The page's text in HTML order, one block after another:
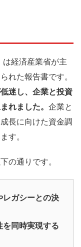
経済産業省が主
れた報告書です。
迷し、企業と投資
れました。 企業と
長に向けた資金調
す。
の通りです。
レガシーとの決
同時実現する